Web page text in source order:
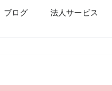
ブログ 法人サービス